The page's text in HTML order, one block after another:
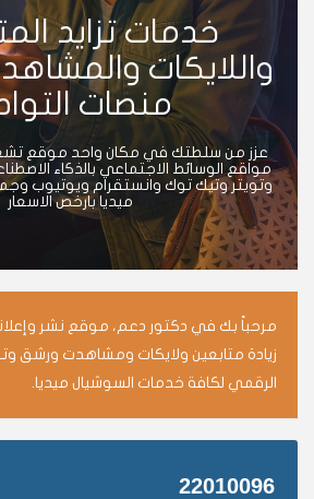
خدمات تزايد
واللايكات
منصات
عزز من سلطتك في مكان واحد موقع
مواقع الوسائط الاجتماعي بالذكاء
وتويتر وتيك توك وانستقرام ويوتيوب
ميديا بارخص الاسعار
مرحباً بك في دكتور دعم، موقع نشر
زيادة متابعين ولايكات ومشاهدت ورشق
الرقمي لكافة خدمات السوشيال ميديا.
22010096